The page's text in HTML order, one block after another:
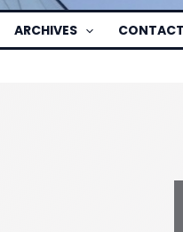
ARCHIVES CONTACT